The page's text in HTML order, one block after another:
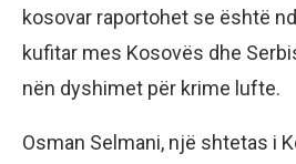
kosovar raportohet se është
kufitar mes Kosovës dhe
nën dyshimet për krime lufte.
Osman Selmani, një shtetas i